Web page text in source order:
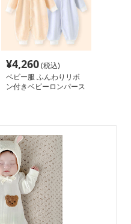
¥4,260(税込)
ベビー服 ふんわりリボ
ン付きベビーロンパース